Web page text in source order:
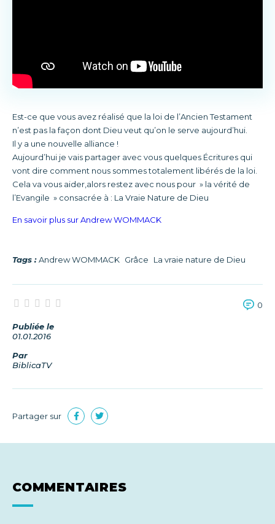
Est-ce que vous avez réalisé que la loi de l’Ancien Testament
n’est pas la façon dont Dieu veut qu’on le serve aujourd’hui.
Il y a une nouvelle alliance !
Aujourd’hui je vais partager avec vous quelques Écritures qui
vont dire comment nous sommes totalement libérés de la loi.
Cela va vous aider,alors restez avec nous pour » la vérité de
l’Evangile » consacrée à : La Vraie Nature de Dieu
En savoir plus sur Andrew WOMMACK
Tags : Andrew WOMMACK Grâce La vraie nature de Dieu
0
Publiée le
01.01.2016
Par
BiblicaTV
Partager sur
COMMENTAIRES